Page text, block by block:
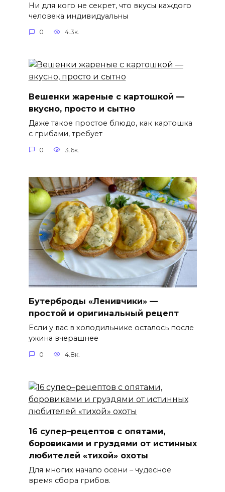
Ни для кого не секрет, что вкусы каждого
человека индивидуальны
0 4.3к.
Вешенки жареные с картошкой —
вкусно, просто и сытно
Даже такое простое блюдо, как картошка
с грибами, требует
0 3.6к.
Бутерброды «Ленивчики» —
простой и оригинальный рецепт
Если у вас в холодильнике осталось после
ужина вчерашнее
0 4.8к.
16 супер–рецептов с опятами,
боровиками и груздями от истинных
любителей «тихой» охоты
Для многих начало осени – чудесное
время сбора грибов.